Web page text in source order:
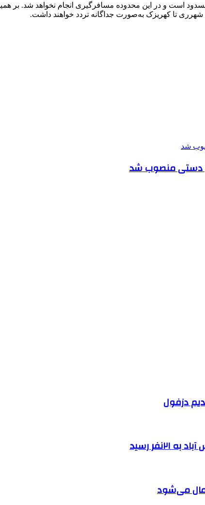
است و در این محدوده مسافرگیری انجام نخواهد شد.
شهرری تا کهریزک به‌صورت جداگانه تردد خواهند داشت.
دستی منصوب شد
رسید
می‌شود